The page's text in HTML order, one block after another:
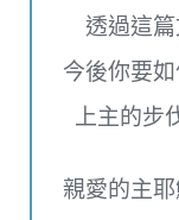
透過這
今後你要
上主的步
親愛的主